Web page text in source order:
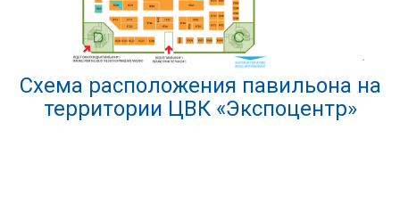
Схема расположения павильона на
территории ЦВК «Экспоцентр»